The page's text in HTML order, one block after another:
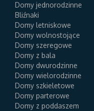
Domy jednorodzinne
Bliźnaki
Domy letniskowe
Domy wolnostojące
Domy szeregowe
Domy z bala
Domy dwurodzinne
Domy wielorodzinne
Domy szkieletowe
Domy parterowe
Domy z poddaszem